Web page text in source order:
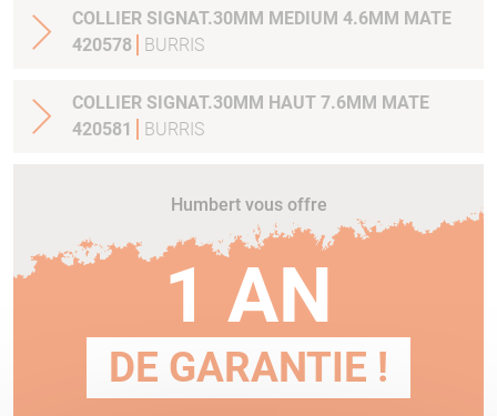
COLLIER SIGNAT.30MM MEDIUM 4.6MM MATE
420578
BURRIS
COLLIER SIGNAT.30MM HAUT 7.6MM MATE
420581
BURRIS
Humbert vous offre
1 AN
DE GARANTIE !